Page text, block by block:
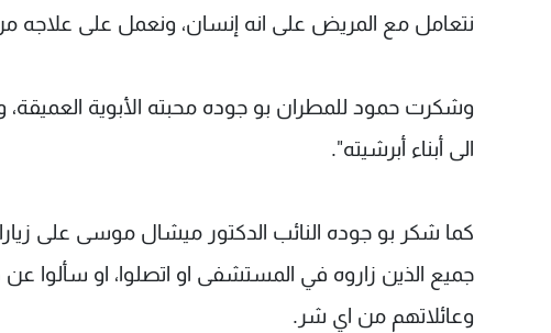
نتعامل مع المريض على انه إنسان، ونعمل على علاجه من
وشكرت حمود للمطران بو جوده محبته الأبوية
الى أبناء أبرشيته".
كما شكر بو جوده النائب الدكتور ميشال موسى على
جميع الذين زاروه في المستشفى او اتصلوا، او سألوا
وعائلاتهم من اي شر.